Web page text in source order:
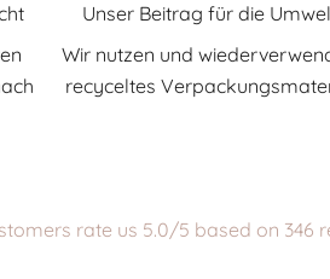
Unser Beitrag für die
Wir nutzen und
recyceltes
rate us 5.0/5 based on 346